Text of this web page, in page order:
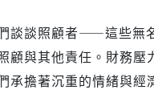
談談照顧者——這些無
顧與其他責任。財務
承擔著沉重的情緒與經